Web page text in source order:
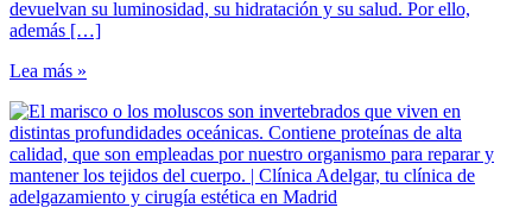
devuelvan su luminosidad, su hidratación y su salud. Por ello,
además […]
Lea más »